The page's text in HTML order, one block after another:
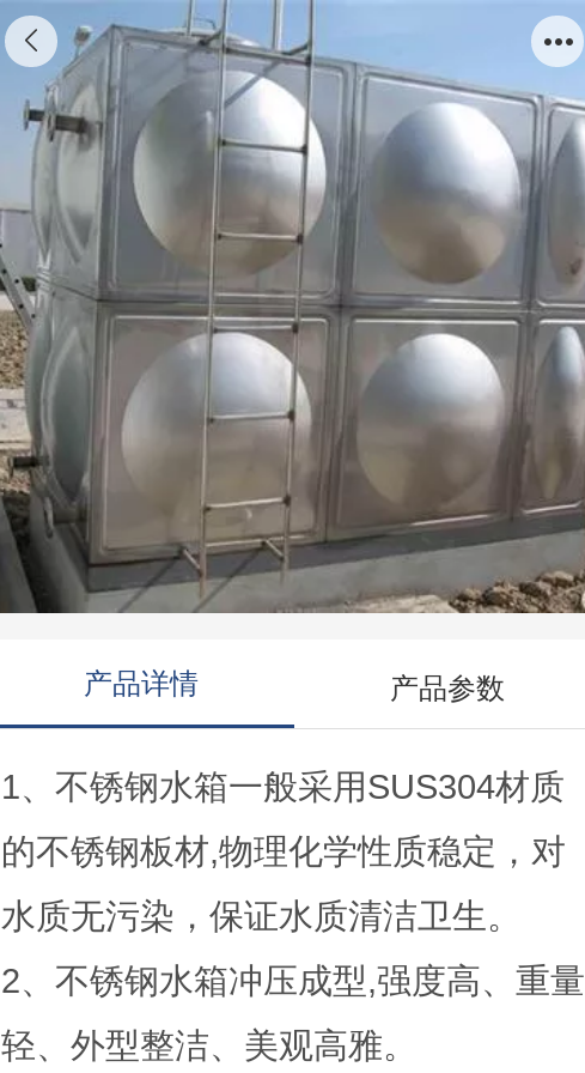
不锈钢组合水箱
产品详情 产品参数
1、不锈钢水箱一般采用SUS304材质
的不锈钢板材,物理化学性质稳定，对
水质无污染，保证水质清洁卫生。
2、不锈钢水箱冲压成型,强度高、重量
轻、外型整洁、美观高雅。